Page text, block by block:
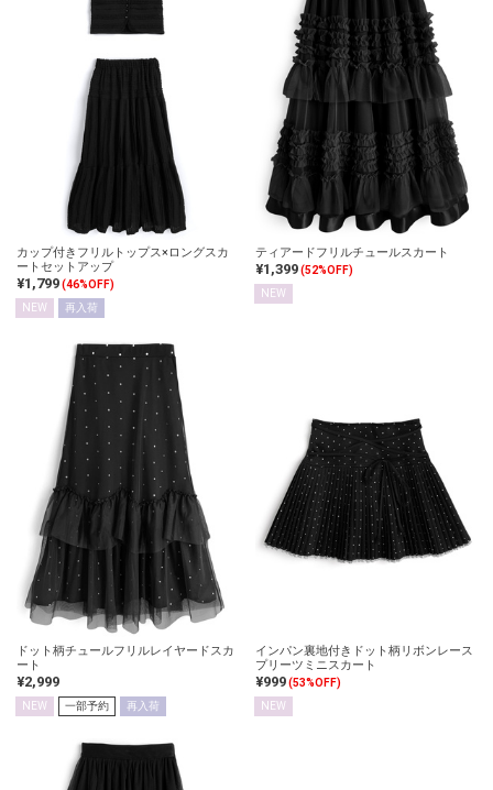
カップ付きフリルトップス×ロングスカ
ートセットアップ
¥1,799(46%OFF)
NEW
再入荷
ティアードフリルチュールスカート
¥1,399(52%OFF)
NEW
ドット柄チュールフリルレイヤードスカ
ート
¥2,999
NEW 一部予約 再入荷
インパン裏地付きドット柄リボンレース
プリーツミニスカート
¥999(53%OFF)
NEW